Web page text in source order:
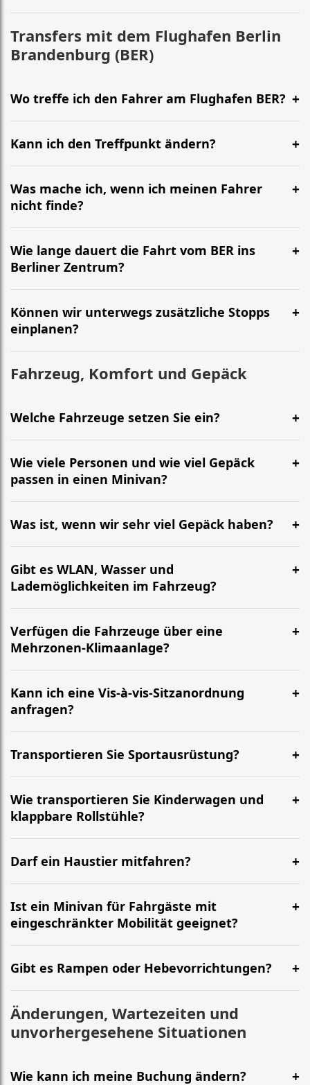
Transfers mit dem Flughafen Berlin
Brandenburg (BER)
Wo treffe ich den Fahrer am Flughafen BER?
Kann ich den Treffpunkt ändern?
Was mache ich, wenn ich meinen Fahrer
nicht finde?
Wie lange dauert die Fahrt vom BER ins
Berliner Zentrum?
Können wir unterwegs zusätzliche Stopps
einplanen?
Fahrzeug, Komfort und Gepäck
Welche Fahrzeuge setzen Sie ein?
Wie viele Personen und wie viel Gepäck
passen in einen Minivan?
Was ist, wenn wir sehr viel Gepäck haben?
Gibt es WLAN, Wasser und
Lademöglichkeiten im Fahrzeug?
Verfügen die Fahrzeuge über eine
Mehrzonen-Klimaanlage?
Kann ich eine Vis-à-vis-Sitzanordnung
anfragen?
Transportieren Sie Sportausrüstung?
Wie transportieren Sie Kinderwagen und
klappbare Rollstühle?
Darf ein Haustier mitfahren?
Ist ein Minivan für Fahrgäste mit
eingeschränkter Mobilität geeignet?
Gibt es Rampen oder Hebevorrichtungen?
Änderungen, Wartezeiten und
unvorhergesehene Situationen
Wie kann ich meine Buchung ändern?